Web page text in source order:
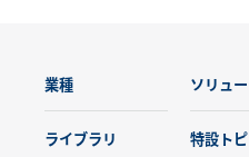
業種 ソリュ
ライブラリ 特設ト